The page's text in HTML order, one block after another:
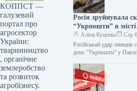
КОППСТ —
галузевий
портал про
агросектор
України:
тваринництво
, органічне
землеробство
та розвиток
агробізнесу.
Росія зруйнувала
“Укрпошти” в місті
Павлоград: є
постраждалий
Аліна Куценко
Сер
Російський удар знищив
депо "Укрпошти" у
атаку на Павлоград, що на
Дніпропетровщині,